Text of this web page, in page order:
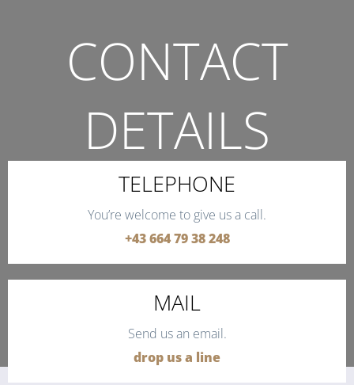
CONTACT
DETAILS
THE QUICKEST WAY TO CONTACT US.
TELEPHONE
You’re welcome to give us a call.
+43 664 79 38 248
MAIL
Send us an email.
drop us a line